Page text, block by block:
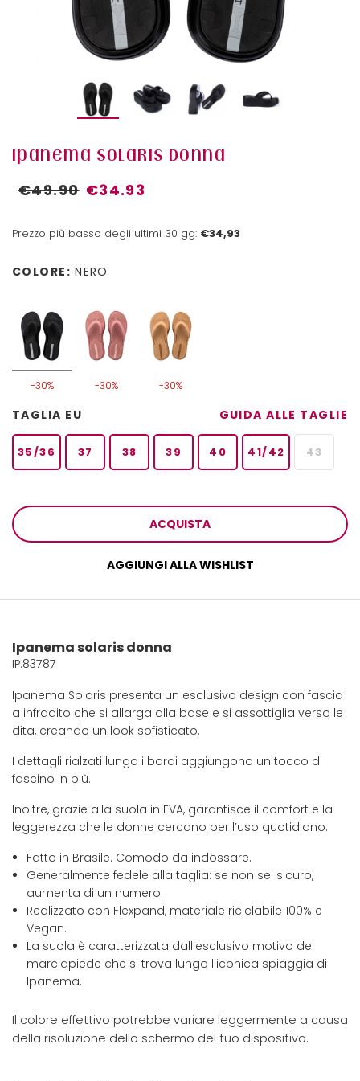
IPANEMA SOLARIS DONNA
€49.90 €34.93
Prezzo più basso degli ultimi 30 gg: €34,93
COLORE: NERO
-30% -30% -30%
TAGLIA EU GUIDA ALLE TAGLIE
35/36 37 38 39 40 41/42 43
ACQUISTA
AGGIUNGI ALLA WISHLIST
Ipanema solaris donna
IP.83787
Ipanema Solaris presenta un esclusivo design con fascia
a infradito che si allarga alla base e si assottiglia verso le
dita, creando un look sofisticato.
I dettagli rialzati lungo i bordi aggiungono un tocco di
fascino in più.
Inoltre, grazie alla suola in EVA, garantisce il comfort e la
leggerezza che le donne cercano per l’uso quotidiano.
Fatto in Brasile. Comodo da indossare.
Generalmente fedele alla taglia: se non sei sicuro,
aumenta di un numero.
Realizzato con Flexpand, materiale riciclabile 100% e
Vegan.
La suola è caratterizzata dall'esclusivo motivo del
marciapiede che si trova lungo l'iconica spiaggia di
Ipanema.
Il colore effettivo potrebbe variare leggermente a causa
della risoluzione dello schermo del tuo dispositivo.